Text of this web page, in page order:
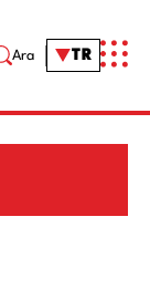
Ara TR